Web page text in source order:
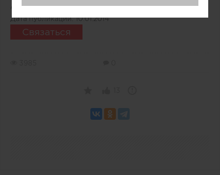
Автор:Редакция Archiprofi
Дата публикации:10.01.2014
Связаться